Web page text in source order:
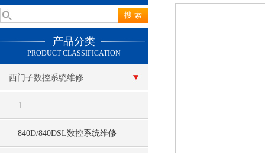
产品分类
PRODUCT CLASSIFICATION
西门子数控系统维修
1
840D/840DSL数控系统维修